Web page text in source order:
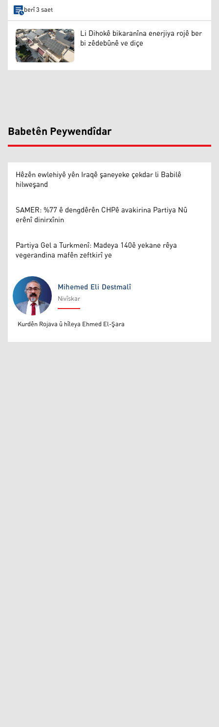
berî 3 saet
Li Dihokê bikaranîna enerjiya rojê ber
bi zêdebûnê ve diçe
Babetên Peywendîdar
Hêzên ewlehiyê yên Iraqê şaneyeke çekdar li Babilê
hilweşand
SAMER: %77 ê dengdêrên CHPê avakirina Partiya Nû
erênî dinirxînin
Partiya Gel a Turkmenî: Madeya 140ê yekane rêya
vegerandina mafên zeftkirî ye
Mihemed Eli Destmalî
Mihemed Eli Destmalî
Nivîskar
Kurdên Rojava û hîleya Ehmed El-Şara